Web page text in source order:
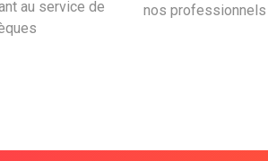
au service de
nos